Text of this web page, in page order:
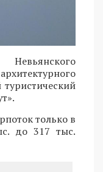
только в
до 317 тыс.